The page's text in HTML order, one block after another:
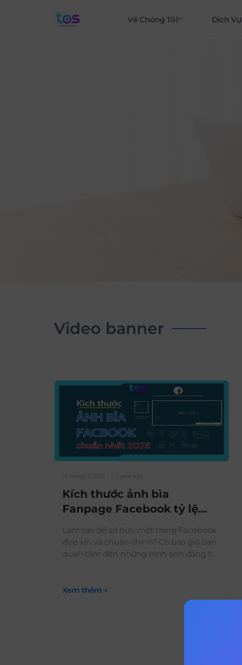
Về Chúng Tôi Dịch Vụ
video banner
18 tháng 4, 2025 1 year ago
Kích thước ảnh bìa
Fanpage Facebook tỷ lệ
chuẩn nhất 2025
Làm sao để sở hữu một trang Facebook
đẹp xịn và chuẩn chỉnh? Có bao giờ bạn
quan tâm đến những hình ảnh đăng tải
Facebook hay ảnh đại diện bao nhiêu
pixel là đẹp? Meta thường xuyên
Xem thêm